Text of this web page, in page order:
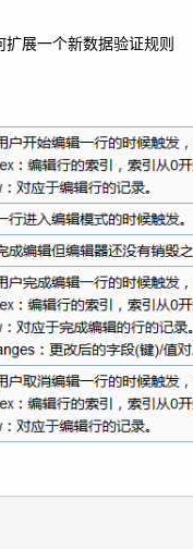
展一个新数据验证规则